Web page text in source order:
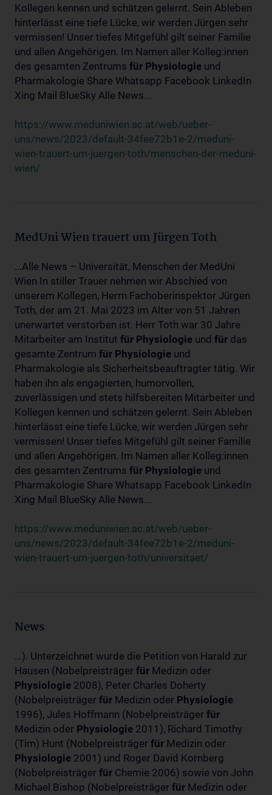
Kollegen kennen und schätzen gelernt. Sein Ableben
hinterlässt eine tiefe Lücke, wir werden Jürgen sehr
vermissen! Unser tiefes Mitgefühl gilt seiner Familie
und allen Angehörigen. Im Namen aller Kolleg:innen
des gesamten Zentrums für Physiologie und
Pharmakologie Share Whatsapp Facebook LinkedIn
Xing Mail BlueSky Alle News...
https://www.meduniwien.ac.at/web/ueber-
uns/news/2023/default-34fee72b1e-2/meduni-
wien-trauert-um-juergen-toth/menschen-der-meduni-
wien/
MedUni Wien trauert um Jürgen Toth
...Alle News – Universität, Menschen der MedUni
Wien In stiller Trauer nehmen wir Abschied von
unserem Kollegen, Herrn Fachoberinspektor Jürgen
Toth, der am 21. Mai 2023 im Alter von 51 Jahren
unerwartet verstorben ist. Herr Toth war 30 Jahre
Mitarbeiter am Institut für Physiologie und für das
gesamte Zentrum für Physiologie und
Pharmakologie als Sicherheitsbeauftragter tätig. Wir
haben ihn als engagierten, humorvollen,
zuverlässigen und stets hilfsbereiten Mitarbeiter und
Kollegen kennen und schätzen gelernt. Sein Ableben
hinterlässt eine tiefe Lücke, wir werden Jürgen sehr
vermissen! Unser tiefes Mitgefühl gilt seiner Familie
und allen Angehörigen. Im Namen aller Kolleg:innen
des gesamten Zentrums für Physiologie und
Pharmakologie Share Whatsapp Facebook LinkedIn
Xing Mail BlueSky Alle News...
https://www.meduniwien.ac.at/web/ueber-
uns/news/2023/default-34fee72b1e-2/meduni-
wien-trauert-um-juergen-toth/universitaet/
News
...). Unterzeichnet wurde die Petition von Harald zur
Hausen (Nobelpreisträger für Medizin oder
Physiologie 2008), Peter Charles Doherty
(Nobelpreisträger für Medizin oder Physiologie
1996), Jules Hoffmann (Nobelpreisträger für
Medizin oder Physiologie 2011), Richard Timothy
(Tim) Hunt (Nobelpreisträger für Medizin oder
Physiologie 2001) und Roger David Kornberg
(Nobelpreisträger für Chemie 2006) sowie von John
Michael Bishop (Nobelpreisträger für Medizin oder